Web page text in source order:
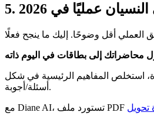
5. عمليًا في 2026
استخلص المفاهيم الرئيسية في شكل
أسئلة/أجوبة.